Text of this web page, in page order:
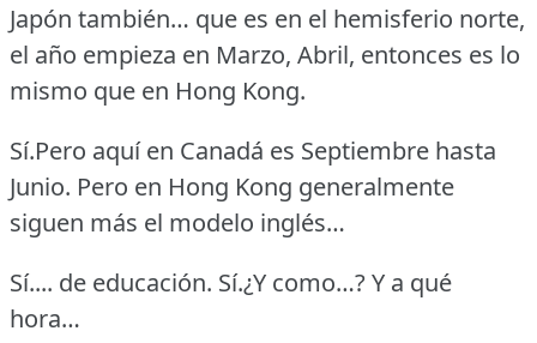
Japón también… que es en el hemisferio norte,
el año empieza en Marzo, Abril, entonces es lo
mismo que en Hong Kong.
Sí.Pero aquí en Canadá es Septiembre hasta
Junio. Pero en Hong Kong generalmente
siguen más el modelo inglés…
Sí.... de educación. Sí.¿Y como…?Y a qué
hora…